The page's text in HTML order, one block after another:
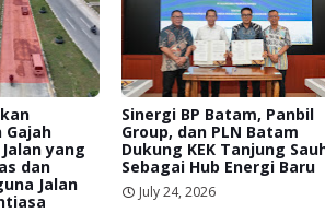
Gajah
yang
dan
Jalan
Sinergi BP Batam, Panbil
Group, dan PLN Batam
Dukung KEK Tanjung
Sebagai Hub Energi Baru
July 24, 2026